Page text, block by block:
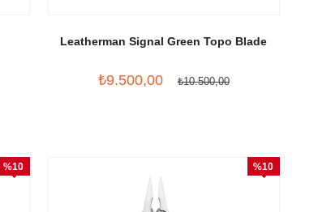
Leatherman Signal Green Topo Blade
₺9.500,00 ₺10.500,00
%10
%10